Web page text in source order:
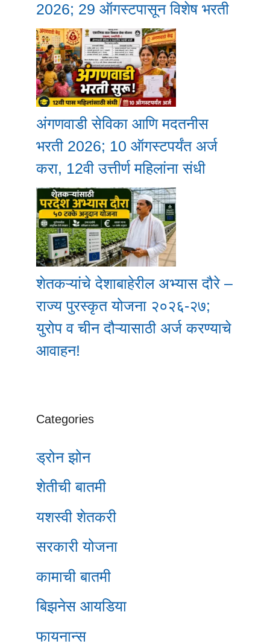
2026; 29 ऑगस्टपासून विशेष भरती
अंगणवाडी सेविका आणि मदतनीस
भरती 2026; 10 ऑगस्टपर्यंत अर्ज
करा, 12वी उत्तीर्ण महिलांना संधी
शेतकऱ्यांचे देशाबाहेरील अभ्यास दौरे –
राज्य पुरस्कृत योजना २०२६-२७;
युरोप व चीन दौऱ्यासाठी अर्ज करण्याचे
आवाहन!
Categories
ड्रोन झोन
शेतीची बातमी
यशस्वी शेतकरी
सरकारी योजना
कामाची बातमी
बिझनेस आयडिया
फायनान्स